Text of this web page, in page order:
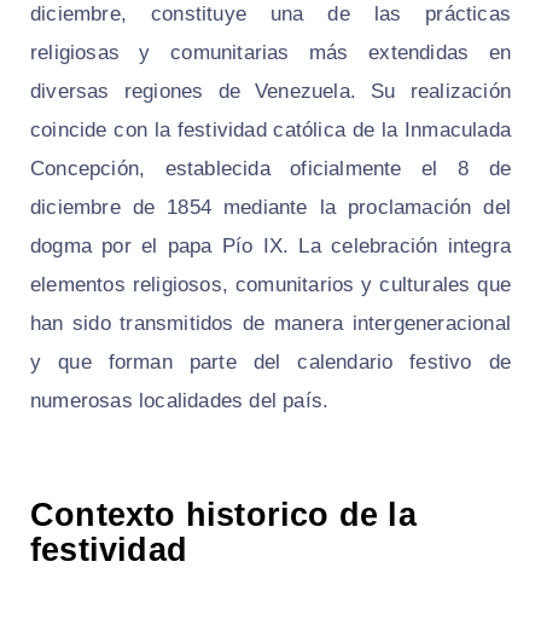
diciembre, constituye una de las prácticas
religiosas y comunitarias más extendidas en
diversas regiones de Venezuela. Su realización
coincide con la festividad católica de la Inmaculada
Concepción, establecida oficialmente el 8 de
diciembre de 1854 mediante la proclamación del
dogma por el papa Pío IX. La celebración integra
elementos religiosos, comunitarios y culturales que
han sido transmitidos de manera intergeneracional
y que forman parte del calendario festivo de
numerosas localidades del país.
Contexto historico de la
festividad